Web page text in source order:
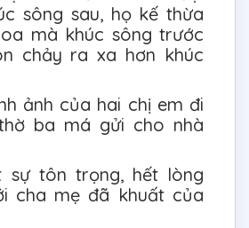
sông sau, họ kế thừa
mà khúc sông trước
chảy ra xa hơn khúc
ảnh của hai chị em đi
ba má gửi cho nhà
tôn trọng, hết lòng
cha mẹ đã khuất của